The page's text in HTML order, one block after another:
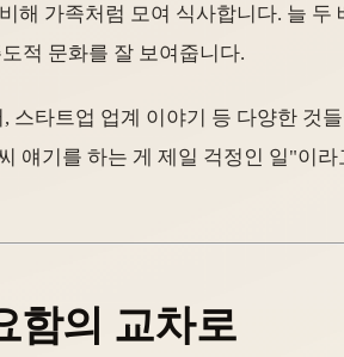
해 가족처럼 모여 식사합니다. 늘
적 문화를 잘 보여줍니다.
타트업 업계 이야기 등 다양한 것
얘기를 하는 게 제일 걱정인 일"이
함의 교차로